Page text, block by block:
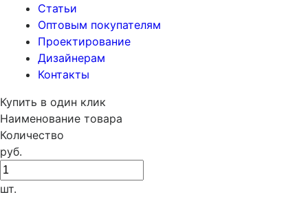
Статьи
Оптовым покупателям
Проектирование
Дизайнерам
Контакты
Купить в один клик
Наименование товара
Количество
руб.
шт.